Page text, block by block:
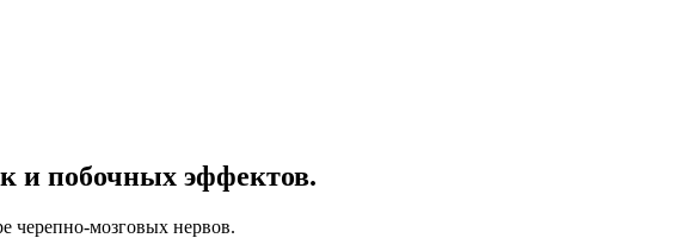
и побочных эффектов.
черепно-мозговых нервов.